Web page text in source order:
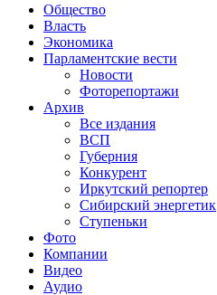
Общество
Власть
Экономика
Парламентские вести
Новости
Фоторепортажи
Архив
Все издания
ВСП
Губерния
Конкурент
Иркутский репортер
Сибирский энергетик
Ступеньки
Фото
Компании
Видео
Аудио